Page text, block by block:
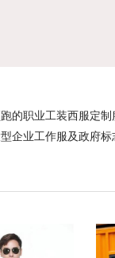
的职业工装西服定
企业工作服及政府